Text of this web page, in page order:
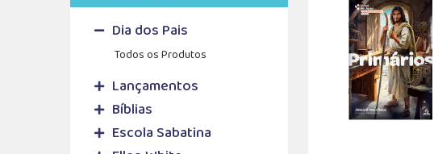
Dia dos Pais
Todos os Produtos
Lançamentos
Bíblias
Escola Sabatina